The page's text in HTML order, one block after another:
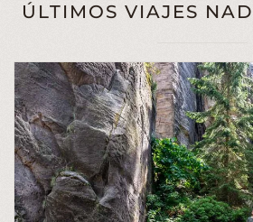
ÚLTIMOS VIAJES